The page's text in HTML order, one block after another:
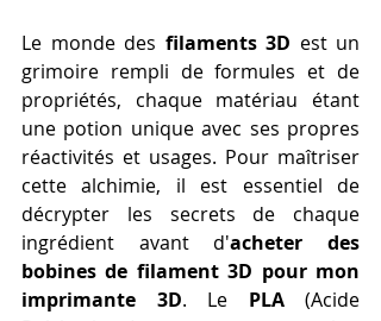
Le monde des filaments 3D est un
grimoire rempli de formules et de
propriétés, chaque matériau étant
une potion unique avec ses propres
réactivités et usages. Pour maîtriser
cette alchimie, il est essentiel de
décrypter les secrets de chaque
ingrédient avant d'acheter des
bobines de filament 3D pour mon
imprimante 3D. Le PLA (Acide